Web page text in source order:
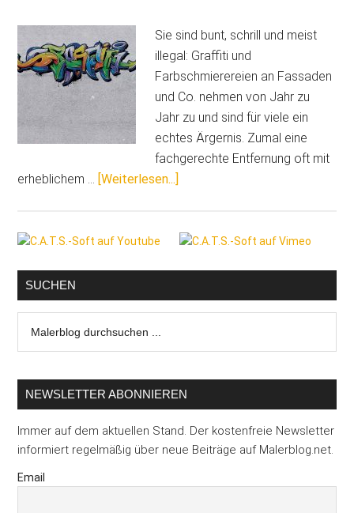
Sie sind bunt, schrill und meist
illegal: Graffiti und
Farbschmierereien an Fassaden
und Co. nehmen von Jahr zu
Jahr zu und sind für viele ein
echtes Ärgernis. Zumal eine
fachgerechte Entfernung oft mit
erheblichem … [Weiterlesen...]
Graffiti-
Schutz
Graffiti
Seitenspalte
SUCHEN
durchsuchen
NEWSLETTER ABONNIEREN
Immer auf dem aktuellen Stand. Der kostenfreie Newsletter
informiert regelmäßig über neue Beiträge auf Malerblog.net.
Email